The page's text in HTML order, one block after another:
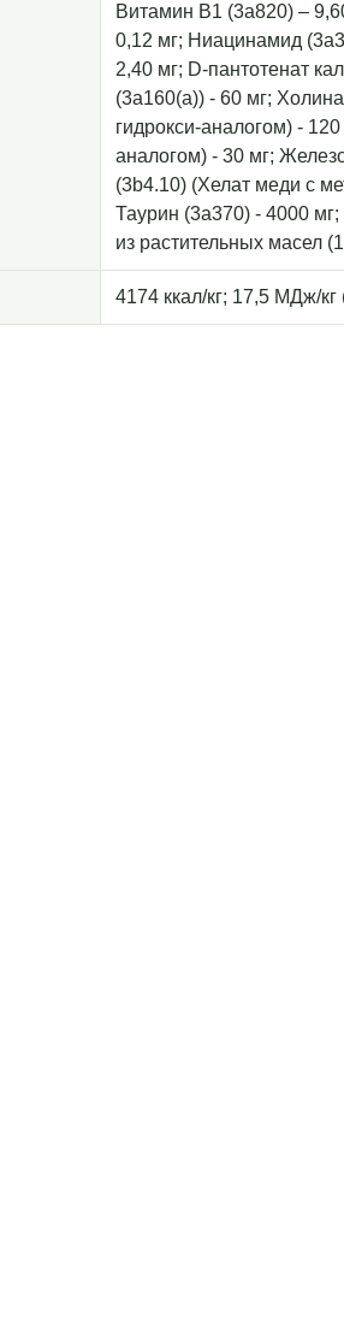
Витамин B1 (3a820) –
0,12 мг; Ниацинамид
2,40 мг; D-пантотенат
(3a160(a)) - 60 мг;
гидрокси-аналогом) -
аналогом) - 30 мг;
(3b4.10) (Хелат меди с
Таурин (3a370) - 4000
из растительных масел
4174 ккал/кг; 17,5 МДж/кг